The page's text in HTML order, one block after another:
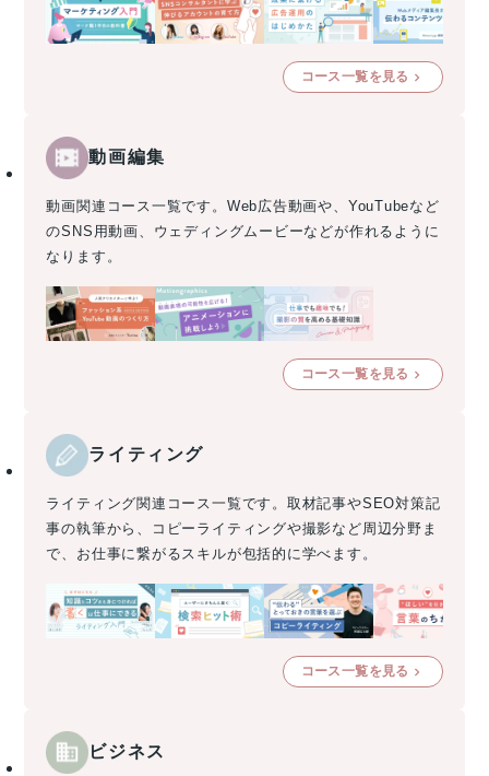
コース一覧を見る
動画編集
動画関連コース一覧です。Web広告動画や、YouTubeなど
のSNS用動画、ウェディングムービーなどが作れるように
なります。
コース一覧を見る
ライティング
ライティング関連コース一覧です。取材記事やSEO対策記
事の執筆から、コピーライティングや撮影など周辺分野ま
で、お仕事に繋がるスキルが包括的に学べます。
コース一覧を見る
ビジネス